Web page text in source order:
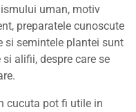
uman, motiv
preparatele cunoscute
si semintele plantei sunt
alifii, despre care se
cucuta pot fi utile in